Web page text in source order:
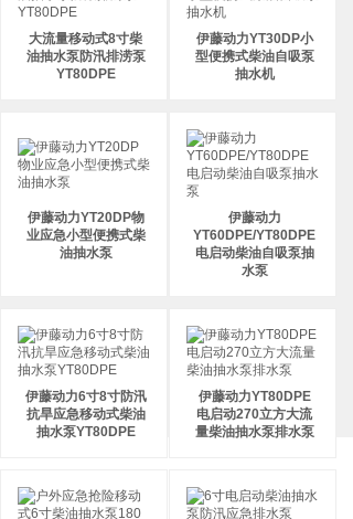
大流量移动式8寸柴
油抽水泵防汛排涝泵
YT80DPE
伊藤动力YT30DP小
型便携式柴油自吸泵
抽水机
伊藤动力YT20DP物
业应急小型便携式柴
油抽水泵
伊藤动力
YT60DPE/YT80DPE
电启动柴油自吸泵抽
水泵
伊藤动力6寸8寸防汛
抗旱应急移动式柴油
抽水泵YT80DPE
伊藤动力YT80DPE
电启动270立方大流
量柴油抽水泵排水泵